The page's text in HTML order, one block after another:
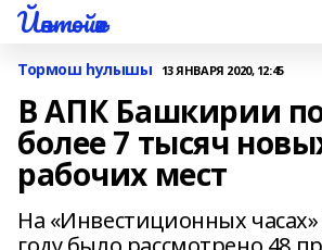
Йәнтөйәк
Тормош һулышы 13 ЯНВАРЯ 2020, 12:45
В АПК Башкирии
более 7 тысяч
рабочих мест
На «Инвестиционных